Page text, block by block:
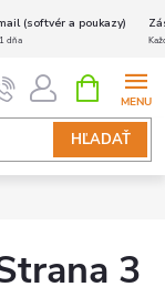
(softvér a poukazy)
dňa
HĽADAŤ
KOŠÍK
3